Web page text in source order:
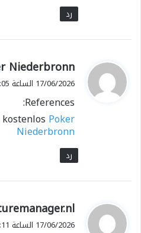
رد
ي
ق
ل
Niederbronn
17/06/2026 الساعة 00:05
References:
Poker
Niederbronn
رد
ي
ق
17/06/2026 الساعة 02:11